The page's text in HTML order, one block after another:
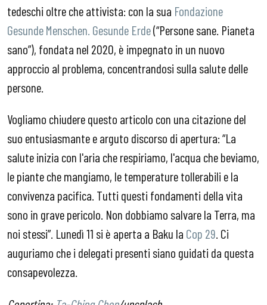
tedeschi oltre che attivista: con la sua Fondazione
Gesunde Menschen. Gesunde Erde(“Persone sane. Pianeta
sano”), fondata nel 2020, è impegnato in un nuovo
approccio al problema, concentrandosi sulla salute delle
persone.
Vogliamo chiudere questo articolo con una citazione del
suo entusiasmante e arguto discorso di apertura: “La
salute inizia con l'aria che respiriamo, l'acqua che beviamo,
le piante che mangiamo, le temperature tollerabili e la
convivenza pacifica. Tutti questi fondamenti della vita
sono in grave pericolo. Non dobbiamo salvare la Terra, ma
noi stessi”. Lunedì 11 si è aperta a Baku la Cop 29. Ci
auguriamo che i delegati presenti siano guidati da questa
consapevolezza.